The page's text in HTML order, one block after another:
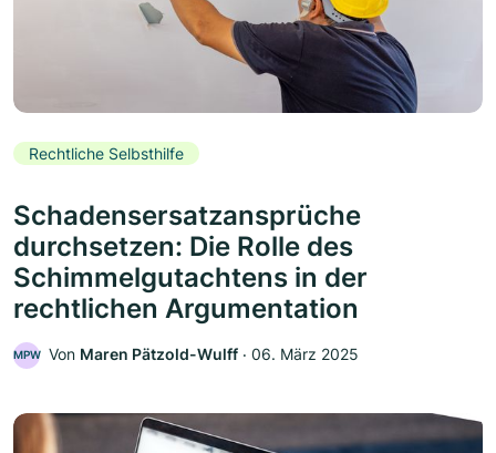
Rechtliche Selbsthilfe
Schadensersatzansprüche
durchsetzen: Die Rolle des
Schimmelgutachtens in der
rechtlichen Argumentation
MPW Von Maren Pätzold-Wulff ‧ 06. März 2025